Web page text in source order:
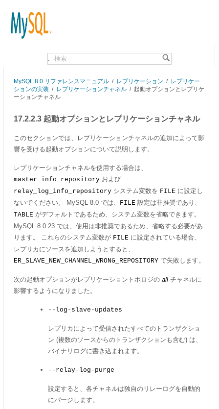
MySQL 8.0 リファレンスマニュアル / レプリケーション / レプリケー
ションの実装 / レプリケーションチャネル / 起動オプションとレプリケ
ーションチャネル
17.2.2.3 起動オプションとレプリケーションチャネル
このセクションでは、レプリケーションチャネルの追加によって影
響を受ける起動オプションについて説明します。
レプリケーションチャネルを使用する場合は、
master_info_repository および
relay_log_info_repository システム変数を FILE に設定し
ないでください。 MySQL 8.0 では、 FILE 設定は非推奨であり、
TABLE がデフォルトであるため、システム変数を省略できます。
MySQL 8.0.23 では、使用は非推奨であるため、省略する必要があ
ります。 これらのシステム変数が FILE に設定されている場合、
レプリカにソースを追加しようとすると、
ER_SLAVE_NEW_CHANNEL_WRONG_REPOSITORY で失敗します。
次の起動オプションがレプリケーショントポロジの all チャネルに
影響するようになりました。
--log-slave-updates
レプリカによって受信されたすべてのトランザクショ
ン (複数のソースからのトランザクションも含む) は、
バイナリログに書き込まれます。
--relay-log-purge
設定すると、各チャネルは独自のリレーログを自動的
にパージします。